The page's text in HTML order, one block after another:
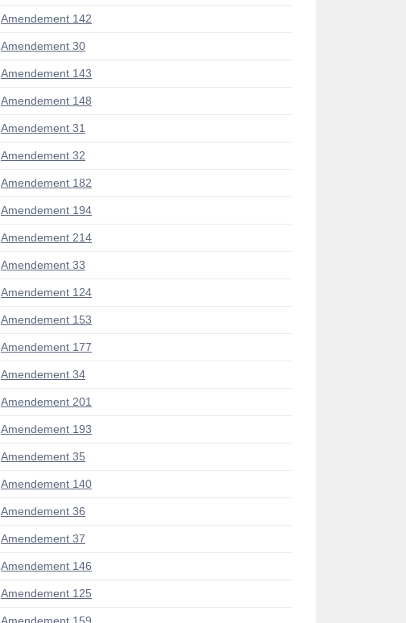
Amendement 142
Amendement 30
Amendement 143
Amendement 148
Amendement 31
Amendement 32
Amendement 182
Amendement 194
Amendement 214
Amendement 33
Amendement 124
Amendement 153
Amendement 177
Amendement 34
Amendement 201
Amendement 193
Amendement 35
Amendement 140
Amendement 36
Amendement 37
Amendement 146
Amendement 125